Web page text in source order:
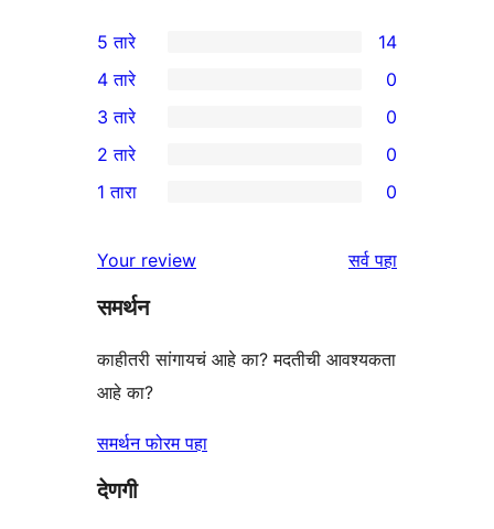
14
5-
तारांकित
परीक्षणे
5 तारे 14
4-
तारांकित
परीक्षणे
4 तारे 0
0
3-
तारांकित
3 तारे 0
2-
परीक्षणे
2 तारे 0
तारांकित
परीक्षणे
1 तारा 0
Your review सर्वपुनरावलोकने
पहा
समर्थन
काहीतरी सांगायचं आहे का? मदतीची आवश्यकता
आहे का?
समर्थन फोरम पहा
देणगी